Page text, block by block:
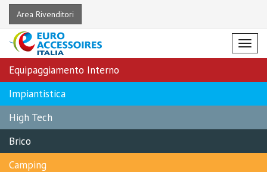
Area Rivenditori
Menu
Equipaggiamento Interno
Impiantistica
High Tech
Brico
Camping